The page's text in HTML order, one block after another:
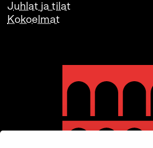
Juhlat ja tilat
Kokoelmat